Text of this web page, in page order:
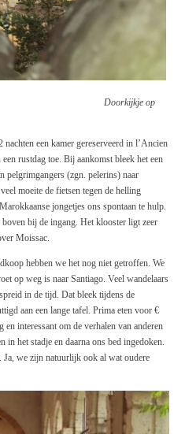
Doorkijkje op
een kamer gereserveerd in l’Ancien
rustdag toe. Bij aankomst bleek het een
pelgrimgangers (zgn. pelerins) naar
moeite de fietsen tegen de helling
jongetjes ons spontaan te hulp.
bij de ingang. Het klooster ligt zeer
Moissac.
hebben we het nog niet getroffen. We
op weg is naar Santiago. Veel wandelaars
in de tijd. Dat bleek tijdens de
aan een lange tafel. Prima eten voor €
interessant om de verhalen van anderen
in het stadje en daarna ons bed ingedoken.
Ja, we zijn natuurlijk ook al wat oudere